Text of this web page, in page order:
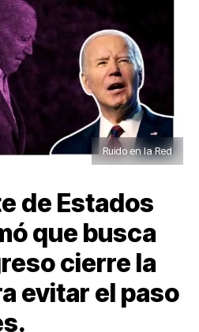
Ruido en la Red
de Estados
que busca
cierre la
evitar el paso